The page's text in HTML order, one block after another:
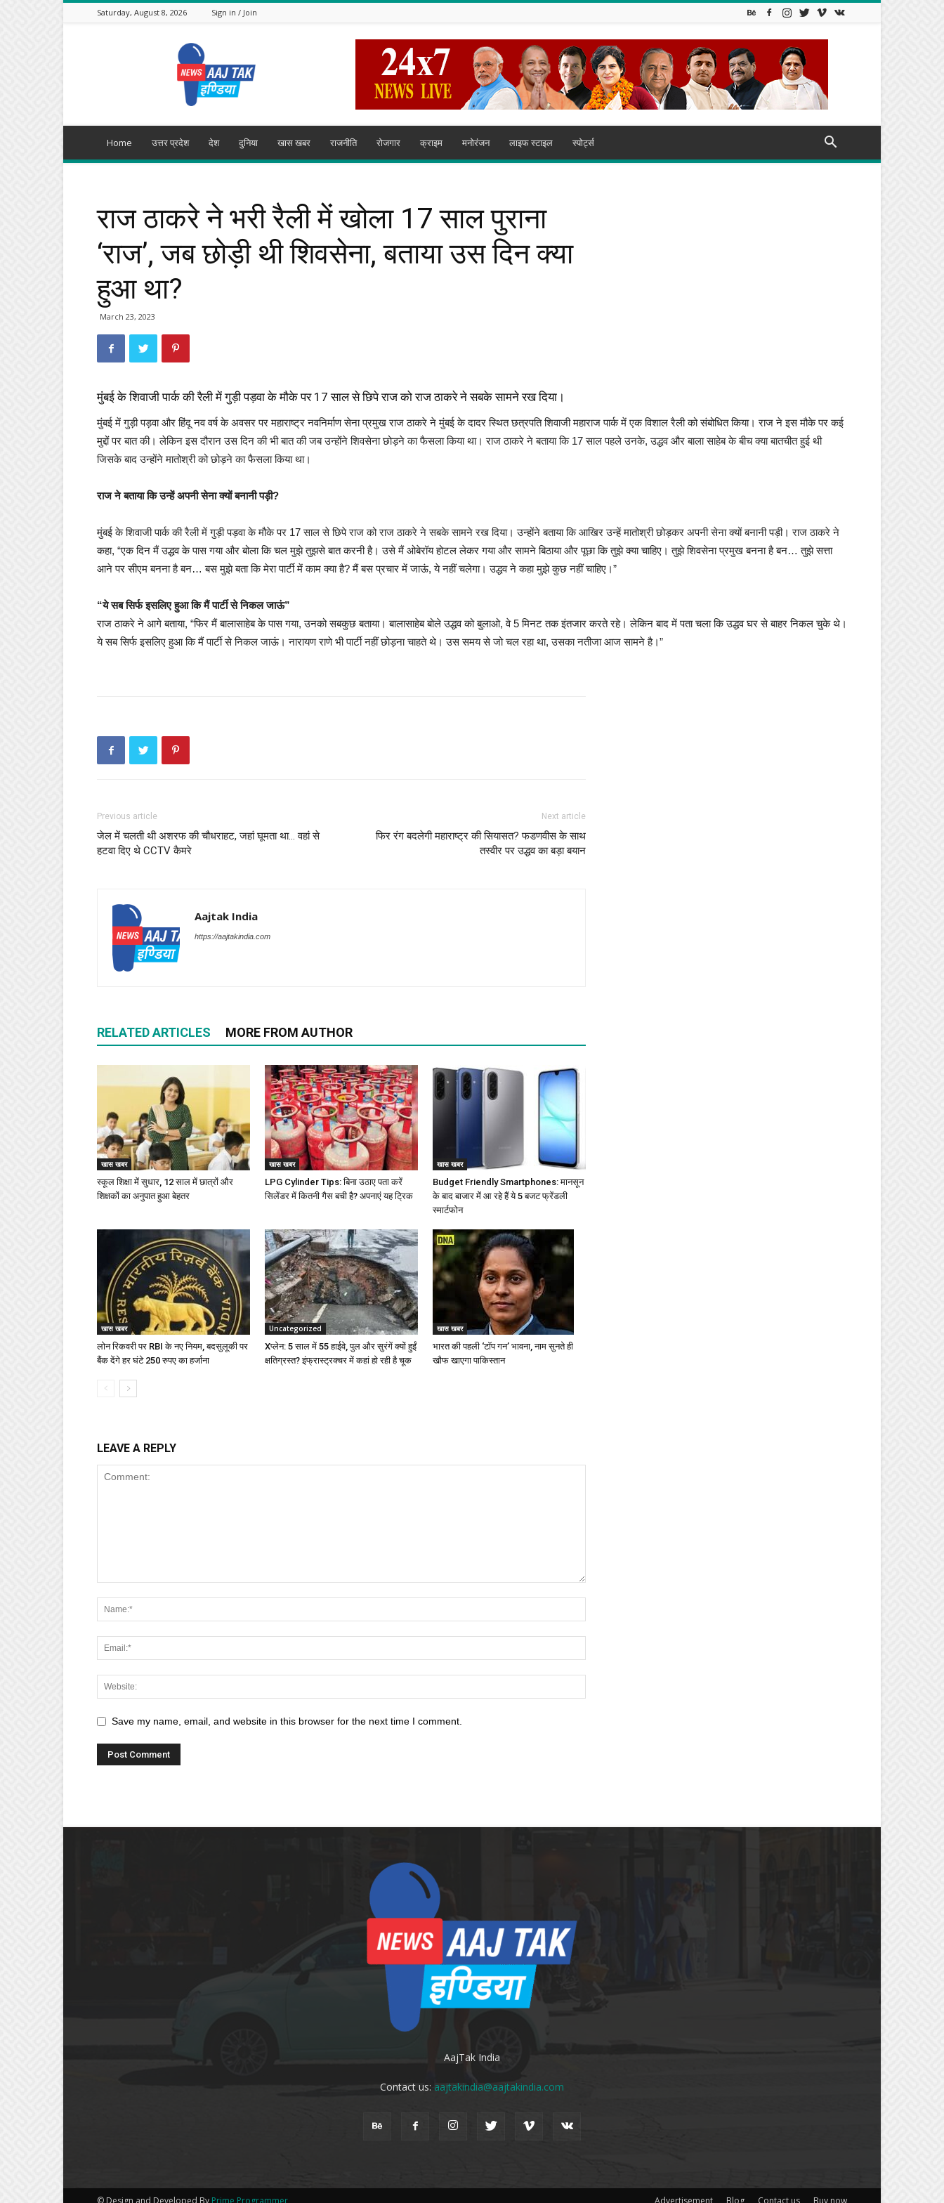
Saturday, August 8, 2026 Sign in / Join
India
Home उत्तर प्रदेश देश दुनिया खास खबर राजनीति रोजगार क्राइम मनोरंजन लाइफ स्टाइल स्पोर्ट्स
राज ठाकरे ने भरी रैली में खोला 17 साल पुराना
‘राज’, जब छोड़ी थी शिवसेना, बताया उस दिन क्या
हुआ था?
March 23, 2023
मुंबई के शिवाजी पार्क की रैली में गुड़ी पड़वा के मौके पर 17 साल से छिपे राज को राज ठाकरे ने सबके सामने रख दिया।
मुंबई में गुड़ी पड़वा और हिंदू नव वर्ष के अवसर पर महाराष्ट्र नवनिर्माण सेना प्रमुख राज ठाकरे ने मुंबई के दादर स्थित छत्रपति शिवाजी महाराज पार्क में एक विशाल रैली को संबोधित किया। राज ने इस मौके पर कई
मुद्दों पर बात की। लेकिन इस दौरान उस दिन की भी बात की जब उन्होंने शिवसेना छोड़ने का फैसला किया था। राज ठाकरे ने बताया कि 17 साल पहले उनके, उद्धव और बाला साहेब के बीच क्या बातचीत हुई थी
जिसके बाद उन्होंने मातोश्री को छोड़ने का फैसला किया था।
राज ने बताया कि उन्हें अपनी सेना क्यों बनानी पड़ी?
मुंबई के शिवाजी पार्क की रैली में गुड़ी पड़वा के मौके पर 17 साल से छिपे राज को राज ठाकरे ने सबके सामने रख दिया। उन्होंने बताया कि आखिर उन्हें मातोश्री छोड़कर अपनी सेना क्यों बनानी पड़ी। राज ठाकरे ने
कहा, “एक दिन मैं उद्धव के पास गया और बोला कि चल मुझे तुझसे बात करनी है। उसे मैं ओबेरॉय होटल लेकर गया और सामने बिठाया और पूछा कि तुझे क्या चाहिए। तुझे शिवसेना प्रमुख बनना है बन… तुझे सत्ता
आने पर सीएम बनना है बन… बस मुझे बता कि मेरा पार्टी में काम क्या है? मैं बस प्रचार में जाऊं, ये नहीं चलेगा। उद्धव ने कहा मुझे कुछ नहीं चाहिए।”
“ये सब सिर्फ इसलिए हुआ कि मैं पार्टी से निकल जाऊं”
राज ठाकरे ने आगे बताया, “फिर मैं बालासाहेब के पास गया, उनको सबकुछ बताया। बालासाहेब बोले उद्धव को बुलाओ, वे 5 मिनट तक इंतजार करते रहे। लेकिन बाद में पता चला कि उद्धव घर से बाहर निकल चुके थे।
ये सब सिर्फ इसलिए हुआ कि मैं पार्टी से निकल जाऊं। नारायण राणे भी पार्टी नहीं छोड़ना चाहते थे। उस समय से जो चल रहा था, उसका नतीजा आज सामने है।”
Previous article
जेल में चलती थी अशरफ की चौधराहट, जहां घूमता था… वहां से
हटवा दिए थे CCTV कैमरे
Next article
फिर रंग बदलेगी महाराष्ट्र की सियासत? फडणवीस के साथ
तस्वीर पर उद्धव का बड़ा बयान
Aajtak India
https://aajtakindia.com
RELATED ARTICLES MORE FROM AUTHOR
खास खबर
स्कूल शिक्षा में सुधार, 12 साल में छात्रों और
शिक्षकों का अनुपात हुआ बेहतर
खास खबर
LPG Cylinder Tips: बिना उठाए पता करें
सिलेंडर में कितनी गैस बची है? अपनाएं यह ट्रिक
खास खबर
Budget Friendly Smartphones: मानसून
के बाद बाजार में आ रहे हैं ये 5 बजट फ्रेंडली
स्मार्टफोन
खास खबर
लोन रिकवरी पर RBI के नए नियम, बदसुलूकी पर
बैंक देंगे हर घंटे 250 रुपए का हर्जाना
Uncategorized
Xप्लेन: 5 साल में 55 हाईवे, पुल और सुरंगें क्यों हुईं
क्षतिग्रस्त? इंफ्रास्ट्रक्चर में कहां हो रही है चूक
खास खबर
भारत की पहली ‘टॉप गन’ भावना, नाम सुनते ही
खौफ खाएगा पाकिस्तान
LEAVE A REPLY
Save my name, email, and website in this browser for the next time I comment.
AajTak India
Contact us: aajtakindia@aajtakindia.com
Advertisement Blog Contact us Buy now
© Design and Developed By Prime Programmer